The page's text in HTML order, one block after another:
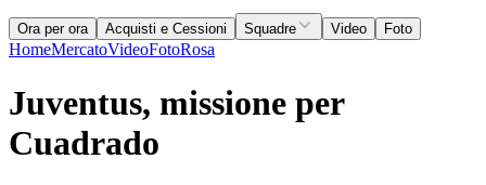
Ora per ora Acquisti e Cessioni Squadre Video Foto
HomeMercatoVideoFotoRosa
Juventus, missione per
Cuadrado